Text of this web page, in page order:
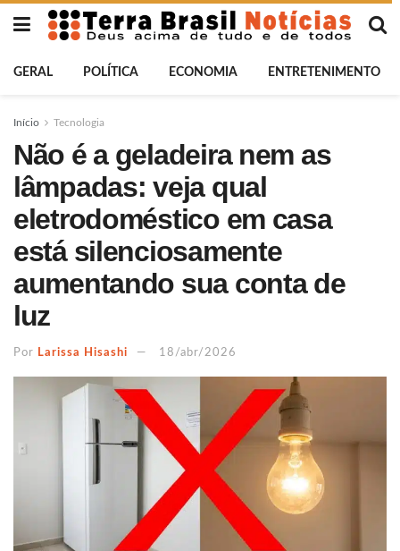
GERAL POLÍTICA ECONOMIA ENTRETENIMENTO
Início Tecnologia
Não é a geladeira nem as
lâmpadas: veja qual
eletrodoméstico em casa
está silenciosamente
aumentando sua conta de
luz
Por Larissa Hisashi 18/abr/2026